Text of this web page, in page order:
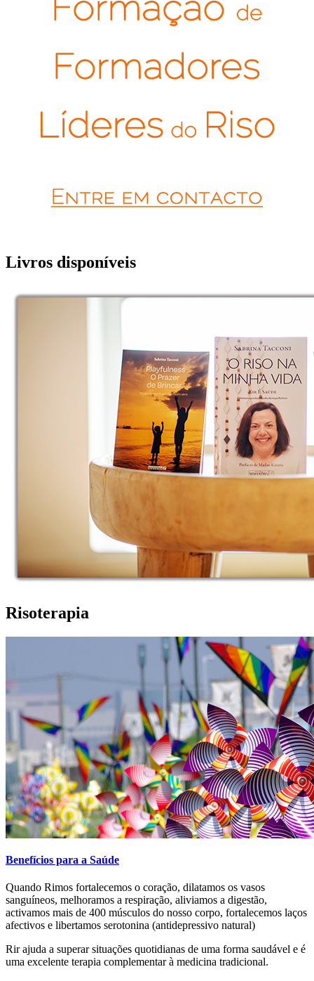
Livros disponíveis
Risoterapia
Benefícios para a Saúde
Quando Rimos fortalecemos o coração, dilatamos os vasos
sanguíneos, melhoramos a respiração, aliviamos a digestão,
activamos mais de 400 músculos do nosso corpo, fortalecemos laços
afectivos e libertamos serotonina (antidepressivo natural)
Rir ajuda a superar situações quotidianas de uma forma saudável e é
uma excelente terapia complementar à medicina tradicional.